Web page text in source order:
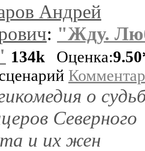
Андрей
: "Жду.
134k Оценка:
о
Северного
и их жен